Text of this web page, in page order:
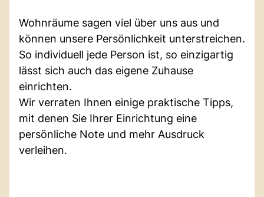
Wohnräume sagen viel über uns aus und
können unsere Persönlichkeit unterstreichen.
So individuell jede Person ist, so einzigartig
lässt sich auch das eigene Zuhause
einrichten.
Wir verraten Ihnen einige praktische Tipps,
mit denen Sie Ihrer Einrichtung eine
persönliche Note und mehr Ausdruck
verleihen.